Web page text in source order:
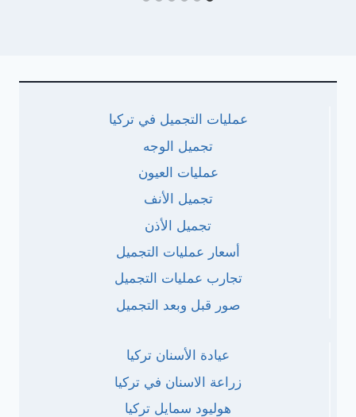
عمليات التجميل في تركيا
تجميل الوجه
عمليات العيون
تجميل الأنف
تجميل الأذن
أسعار عمليات التجميل
تجارب عمليات التجميل
صور قبل وبعد التجميل
عيادة الأسنان تركيا
زراعة الاسنان في تركيا
هوليود سمايل تركيا